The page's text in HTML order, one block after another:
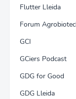
Flutter Lleida
Forum
GCI
GCiers Podcast
GDG for Good
GDG Lleida